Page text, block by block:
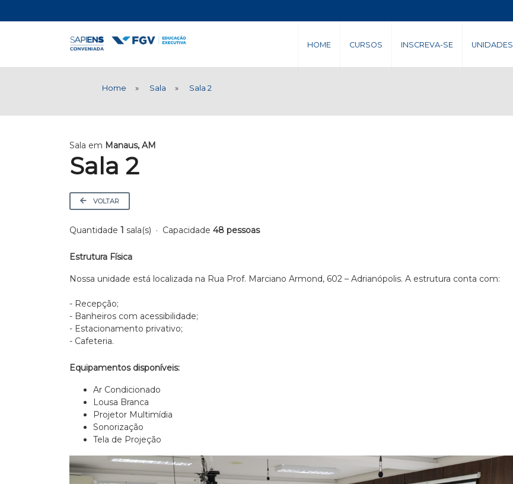
HOME CURSOS INSCREVA-SE UNIDADES
Home » Sala » Sala 2
Sala em Manaus, AM
Sala 2
VOLTAR
Quantidade 1 sala(s) · Capacidade 48 pessoas
Estrutura Física
Nossa unidade está localizada na Rua Prof. Marciano Armond, 602 – Adrianópolis. A estrutura conta com:
- Recepção;
- Banheiros com acessibilidade;
- Estacionamento privativo;
- Cafeteria.
Equipamentos disponíveis:
Ar Condicionado
Lousa Branca
Projetor Multimídia
Sonorização
Tela de Projeção